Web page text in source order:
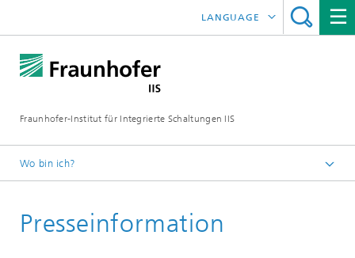
Fraunhofer-Institut für Integrierte Schaltungen IIS
LANGUAGE
中文
Wo bin ich?
News / Presse
Presseinformation